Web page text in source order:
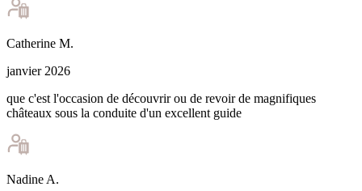
Catherine M.
janvier 2026
que c'est l'occasion de découvrir ou de revoir de magnifiques
châteaux sous la conduite d'un excellent guide
Nadine A.